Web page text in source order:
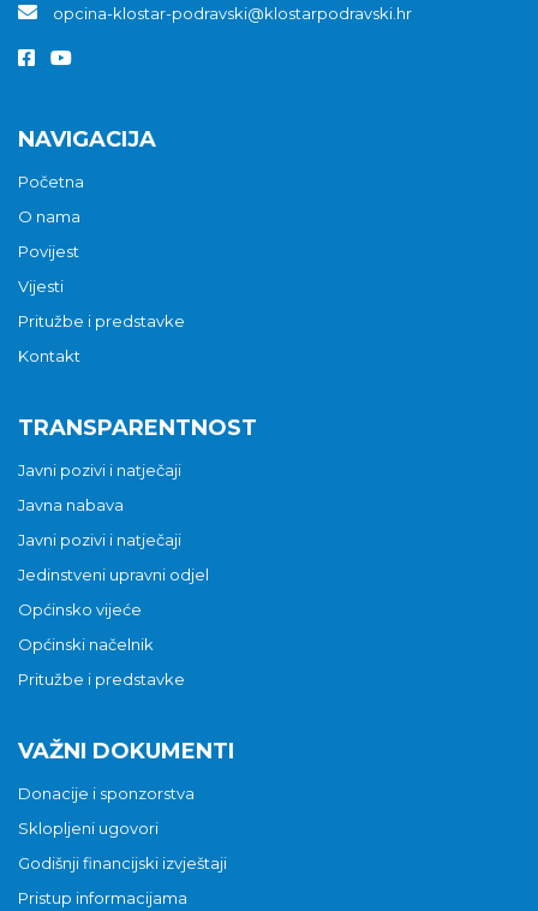
opcina-klostar-podravski@klostarpodravski.hr
NAVIGACIJA
Početna
O nama
Povijest
Vijesti
Pritužbe i predstavke
Kontakt
TRANSPARENTNOST
Javni pozivi i natječaji
Javna nabava
Javni pozivi i natječaji
Jedinstveni upravni odjel
Općinsko vijeće
Općinski načelnik
Pritužbe i predstavke
VAŽNI DOKUMENTI
Donacije i sponzorstva
Sklopljeni ugovori
Godišnji financijski izvještaji
Pristup informacijama